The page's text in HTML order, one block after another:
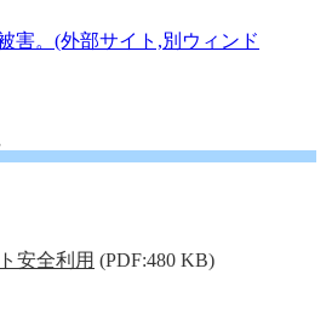
害。(外部サイト,別ウィンド
安全利用 (PDF:480 KB)